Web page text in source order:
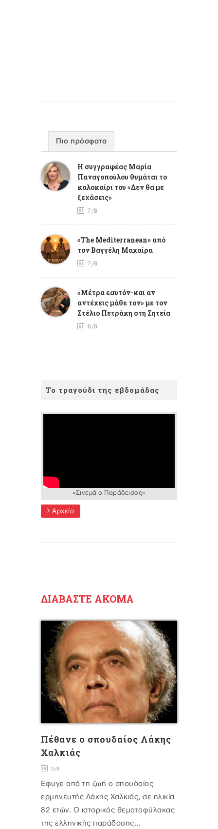
Πιο πρόσφατα
Η συγγραφέας Μαρία
Παναγοπούλου θυμάται το
καλοκαίρι του «Δεν θα με
ξεχάσεις»
7/8
«The Mediterranean» από
τον Βαγγέλη Μαχαίρα
7/8
«Μέτρα εαυτόν-και αν
αντέχεις μάθε τον» με τον
Στέλιο Πετράκη στη Σητεία
6/8
Το τραγούδι της εβδομάδας
«Σινεμά ο Παράδεισος»
Αρχείο
ΔΙΑΒΑΣΤΕ ΑΚΟΜΑ
Πέθανε ο σπουδαίος Λάκης
Χαλκιάς
3/8
Έφυγε από τη ζωή ο σπουδαίος
ερμηνευτής Λάκης Χαλκιάς, σε ηλικία
82 ετών. Ο ιστορικός θεματοφύλακας
της ελληνικής παράδοσης...